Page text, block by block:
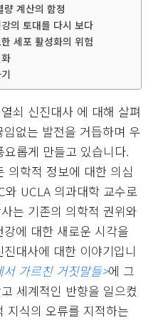
계산의 함정
의 토대를 다시 보다
세포 활성화의 위험
쇠 신진대사 에 대해 살펴
없는 발전을 거듭하며 우
롭게 만들고 있습니다.
의학적 정보에 대한 의심
UCLA 의과대학 교수로
는 기존의 의학적 권위와
에 대한 새로운 시각을
대사에 대한 이야기입니
서 가르친 거짓말들>에 그
세계적인 반향을 일으켰
지식의 오류를 지적하는